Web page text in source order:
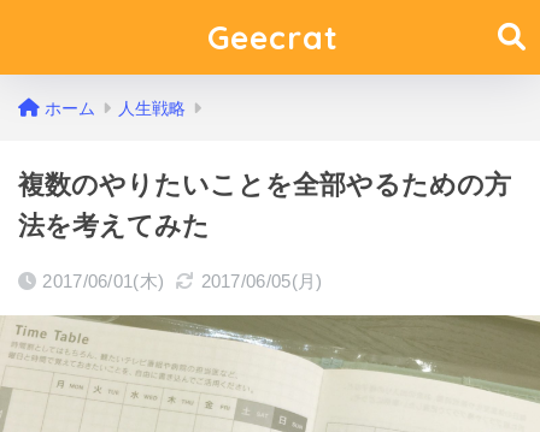
Geecrat
ホーム 人生戦略
複数のやりたいことを全部やるための方
法を考えてみた
2017/06/01(木) 2017/06/05(月)